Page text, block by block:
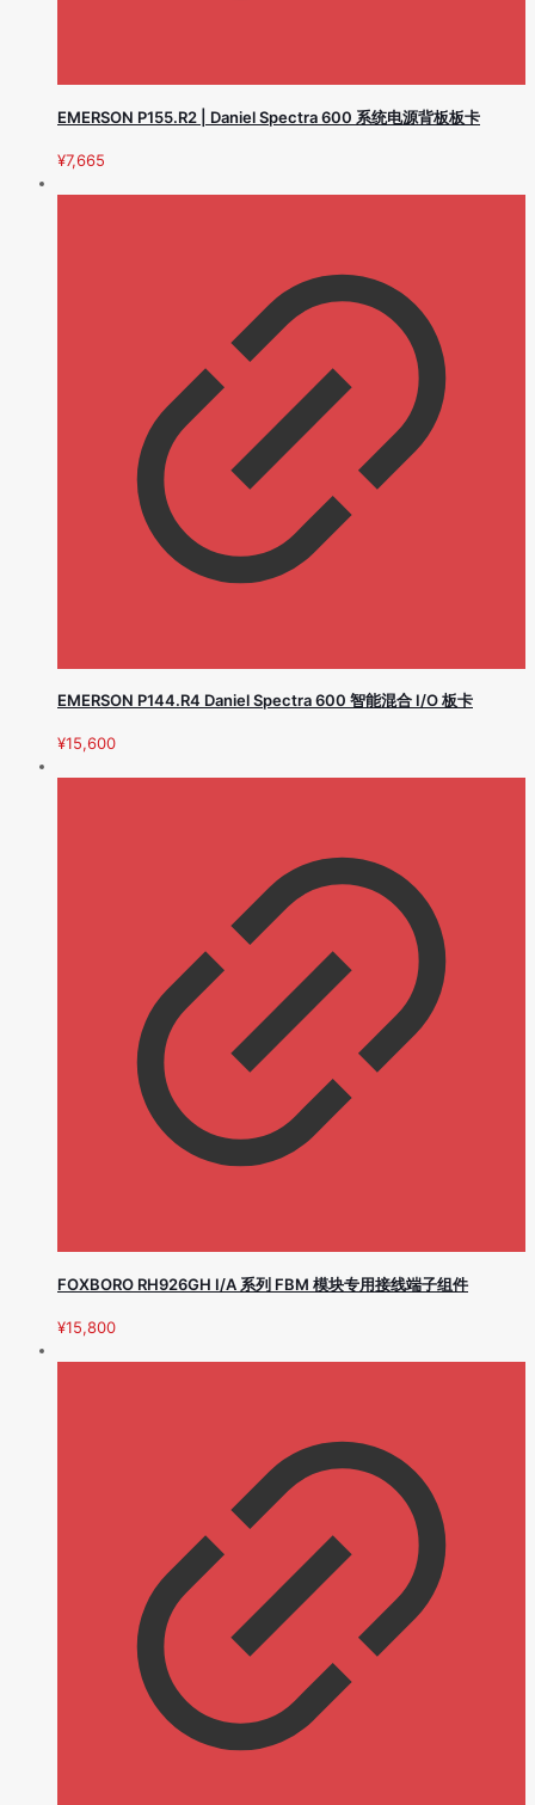
EMERSON P155.R2 | Daniel Spectra 600 系统电源背板板卡
¥7,665
EMERSON P144.R4 Daniel Spectra 600 智能混合 I/O 板卡
¥15,600
FOXBORO RH926GH I/A 系列 FBM 模块专用接线端子组件
¥15,800